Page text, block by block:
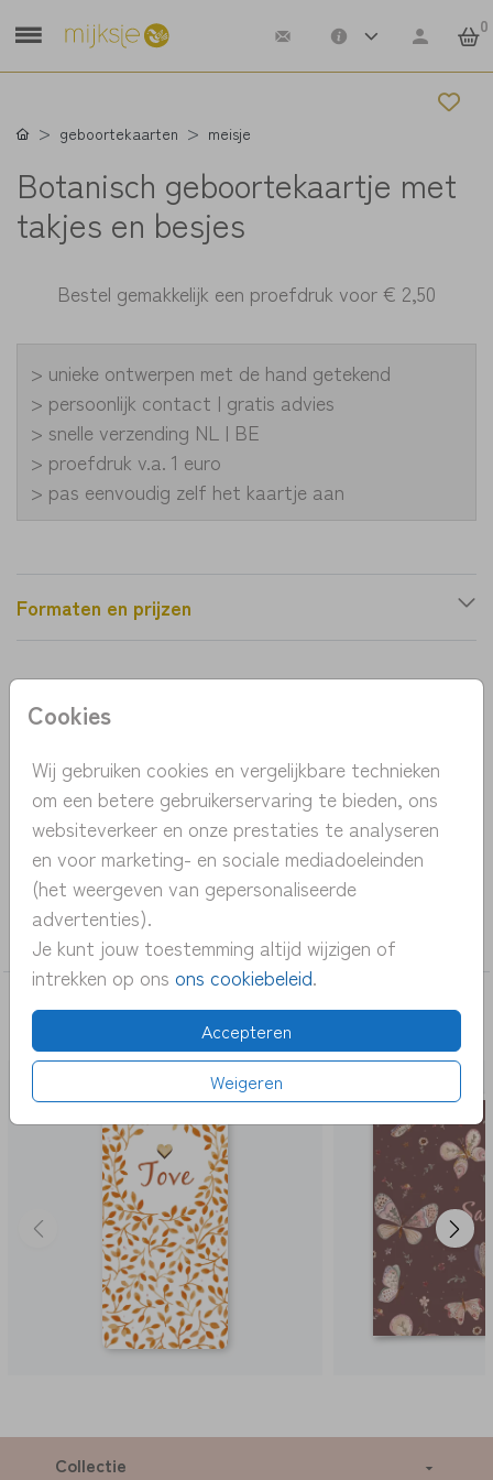
0
Cookies
Wij gebruiken cookies en vergelijkbare technieken
om een betere gebruikerservaring te bieden, ons
websiteverkeer en onze prestaties te analyseren
en voor marketing- en sociale mediadoeleinden
(het weergeven van gepersonaliseerde
advertenties).
Je kunt jouw toestemming altijd wijzigen of
intrekken op ons ons cookiebeleid.
Accepteren
Weigeren
geboortekaarten meisje
Botanisch geboortekaartje met
takjes en besjes
Bestel gemakkelijk een proefdruk voor€ 2,50
> unieke ontwerpen met de hand getekend
> persoonlijk contact | gratis advies
> snelle verzending NL | BE
> proefdruk v.a. 1 euro
> pas eenvoudig zelf het kaartje aan
Formaten en prijzen
Productinformatie
Een mooi tijdloos kaartje met takjes en besjes. De
naam is gedrukt in goudfolie (kun je eventueel zelf
aanpassen in de designtool)
COLLECTIE
meisje
DEZE KAARTEN VIND JE MISSCHIEN OOK
LEUK
Collectie